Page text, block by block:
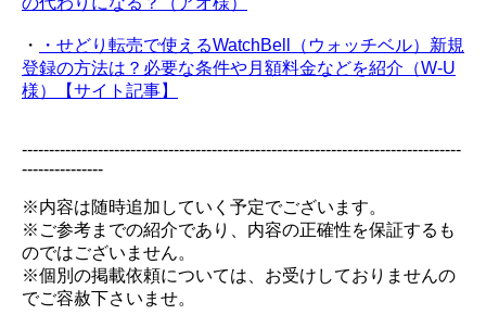
・
・せどり転売で使えるWatchBell（ウォッチベル）新規
登録の方法は？必要な条件や月額料金などを紹介（W-U
様）【サイト記事】
---------------------------------------------------------------------------------
---------------
※内容は随時追加していく予定でございます。
※ご参考までの紹介であり、内容の正確性を保証するも
のではございません。
※個別の掲載依頼については、お受けしておりませんの
でご容赦下さいませ。